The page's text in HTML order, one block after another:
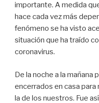
importante. A medida
hace cada vez más
fenómeno se ha visto
situación que ha traído
coronavirus.
De la noche a la mañana
encerrados en casa
la de los nuestros. Fue